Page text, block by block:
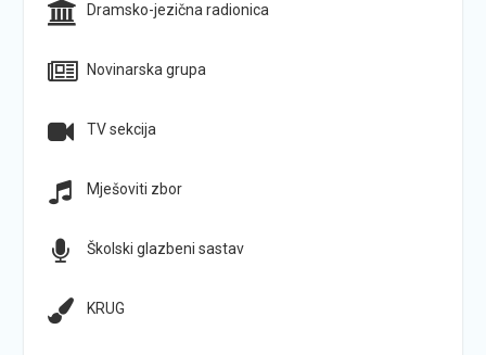
Dramsko-jezična radionica
Novinarska grupa
TV sekcija
Mješoviti zbor
Školski glazbeni sastav
KRUG